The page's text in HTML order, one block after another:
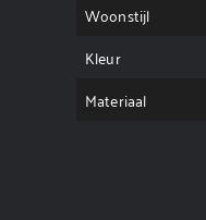
Woonstijl
Kleur
Materiaal